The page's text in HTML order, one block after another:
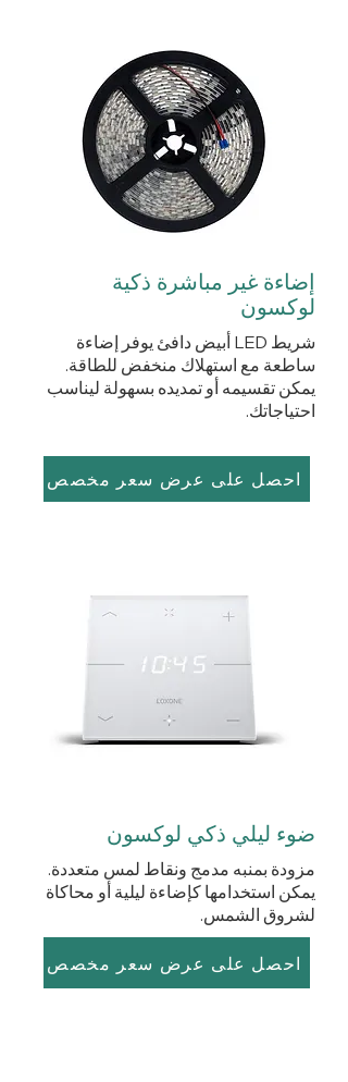
إضاءة غير مباشرة ذكية
لوكسون
شريط LED أبيض دافئ يوفر إضاءة
ساطعة مع استهلاك منخفض للطاقة.
يمكن تقسيمه أو تمديده بسهولة ليناسب
احتياجاتك.
احصل على عرض سعر مخصص
ضوء ليلي ذكي لوكسون
مزودة بمنبه مدمج ونقاط لمس متعددة.
يمكن استخدامها كإضاءة ليلية أو محاكاة
لشروق الشمس.
احصل على عرض سعر مخصص